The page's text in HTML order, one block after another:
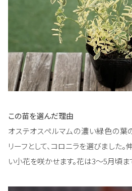
この苗を選んだ理由
オステオスペルマムの濃い緑色の葉
リーフとして、コロニラを選びました
い小花を咲かせます。花は3～5月頃ま